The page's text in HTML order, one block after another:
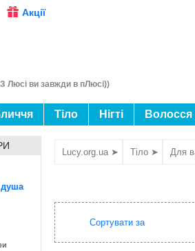
Акції
З Люсі ви завжди в пЛюсі))
Тіло Нігті Волосся
душа
Lucy.org.ua ➤ Тіло ➤ Для
Сортувати за